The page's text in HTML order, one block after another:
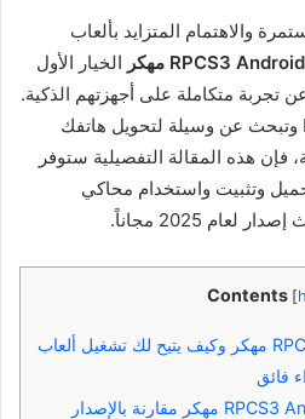
والاهتمام المتزايد بألعاب
RPCS3 Android مهكر
الخيار الأول
تجربة متكاملة على أجهزتهم الذكية.
إذا كنت من محبي ألعاب PS3 وتبحث عن وسيلة لتحويل هاتفك
فإن هذه المقالة التفصيلية ستوفر
وتثبيت واستخدام محاكي
لعام 2025 مجاناً.
Contents [
ما هو محاكي RPCS3 Android مهكر وكيف يتيح لك تشغيل ألعاب
مزايا تحميل محاكي RPCS3 Android مهكر مقارنة بالإصدار